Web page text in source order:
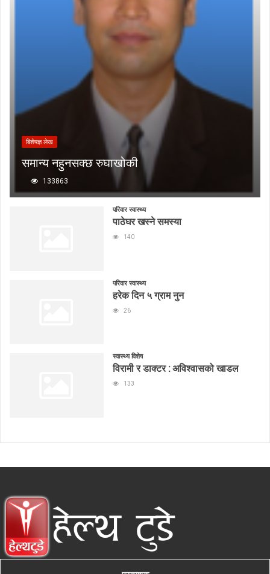
बिशेषज्ञ लेख
समान्य नहुनसक्छ रुघाखोकी
133863
परिवार स्वास्थ्य
पाठेघर खस्ने समस्या
140
परिवार स्वास्थ्य
हरेक दिन ५ ग्राम नुन
26
स्वास्थ्य विशेष
विरामी र डाक्टर : अविश्वासको खाडल
133